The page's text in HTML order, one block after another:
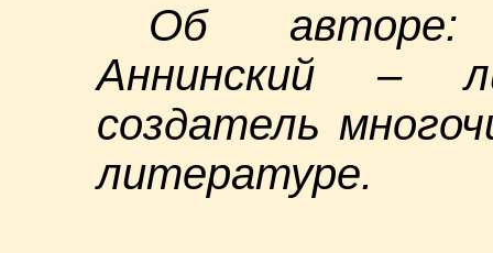
Об авторе:
Аннинский –
создатель
литературе.